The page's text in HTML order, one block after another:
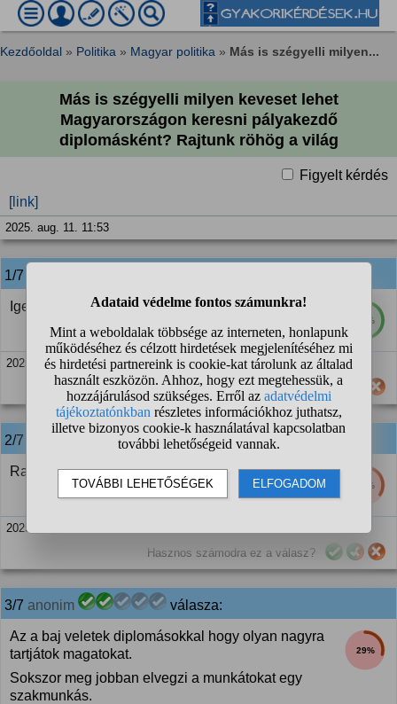
Kezdőoldal » Politika » Magyar politika » Más is szégyelli milyen...
Más is szégyelli milyen keveset lehet
Magyarországon keresni pályakezdő
diplomásként? Rajtunk röhög a világ
Figyelt kérdés
[link]
2025. aug. 11. 11:53
1/7
57%
Igen szégyen
2025. aug. 11. 11:54
Hasznos számodra ez a válasz?
2/7 válasza:
34%
Rajtad én is😂🤣🤣
2025. aug. 11. 11:57
Hasznos számodra ez a válasz?
3/7 anonim válasza:
29%
Az a baj veletek diplomásokkal hogy olyan nagyra
tartjátok magatokat.
Sokszor meg jobban elvegzi a munkátokat egy
szakmunkás.